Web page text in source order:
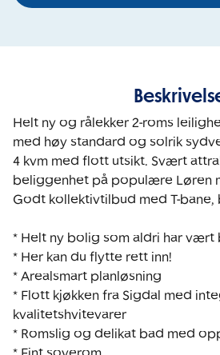
Helt ny og rålekker 2-roms
med høy standard og solrik
4 kvm med flott utsikt. Svært
beliggenhet på populære Løren
Godt kollektivtilbud med T-bane,
* Helt ny bolig som aldri har
* Her kan du flytte rett inn!
* Arealsmart planløsning
* Flott kjøkken fra Sigdal med
kvalitetshvitevarer
* Romslig og delikat bad med